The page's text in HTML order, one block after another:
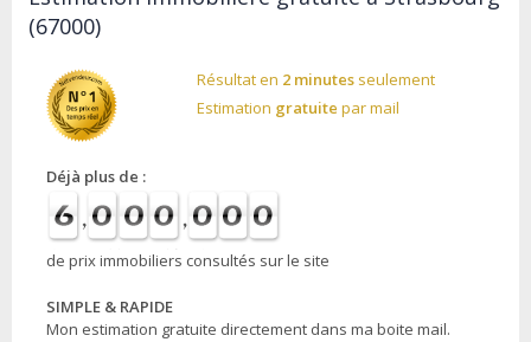
(67000)
Résultat en 2 minutesseulement
Estimation gratuite par mail
Déjà plus de :
de prix immobiliers consultés sur le site
SIMPLE & RAPIDE
Mon estimation gratuite directement dans ma boite mail.